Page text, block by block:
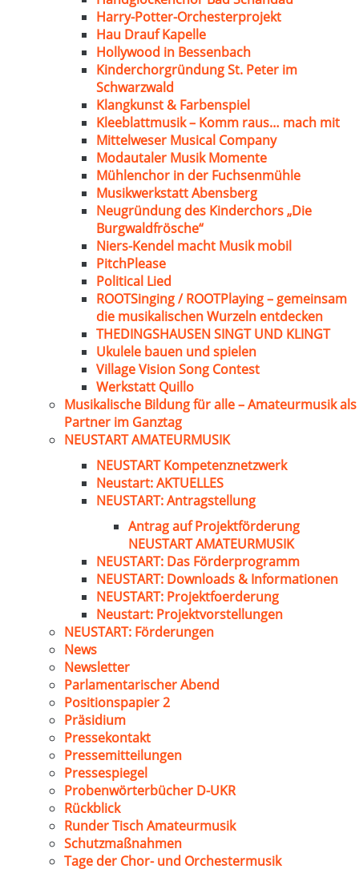
Harry-Potter-Orchesterprojekt
Hau Drauf Kapelle
Hollywood in Bessenbach
Kinderchorgründung St. Peter im
Schwarzwald
Klangkunst & Farbenspiel
Kleeblattmusik – Komm raus… mach mit
Mittelweser Musical Company
Modautaler Musik Momente
Mühlenchor in der Fuchsenmühle
Musikwerkstatt Abensberg
Neugründung des Kinderchors „Die
Burgwaldfrösche“
Niers-Kendel macht Musik mobil
PitchPlease
Political Lied
ROOTSinging / ROOTPlaying – gemeinsam
die musikalischen Wurzeln entdecken
THEDINGSHAUSEN SINGT UND KLINGT
Ukulele bauen und spielen
Village Vision Song Contest
Werkstatt Quillo
Musikalische Bildung für alle – Amateurmusik als
Partner im Ganztag
NEUSTART AMATEURMUSIK
NEUSTART Kompetenznetzwerk
Neustart: AKTUELLES
NEUSTART: Antragstellung
Antrag auf Projektförderung
NEUSTART AMATEURMUSIK
NEUSTART: Das Förderprogramm
NEUSTART: Downloads & Informationen
NEUSTART: Projektfoerderung
Neustart: Projektvorstellungen
NEUSTART: Förderungen
News
Newsletter
Parlamentarischer Abend
Positionspapier 2
Präsidium
Pressekontakt
Pressemitteilungen
Pressespiegel
Probenwörterbücher D-UKR
Rückblick
Runder Tisch Amateurmusik
Schutzmaßnahmen
Tage der Chor- und Orchestermusik